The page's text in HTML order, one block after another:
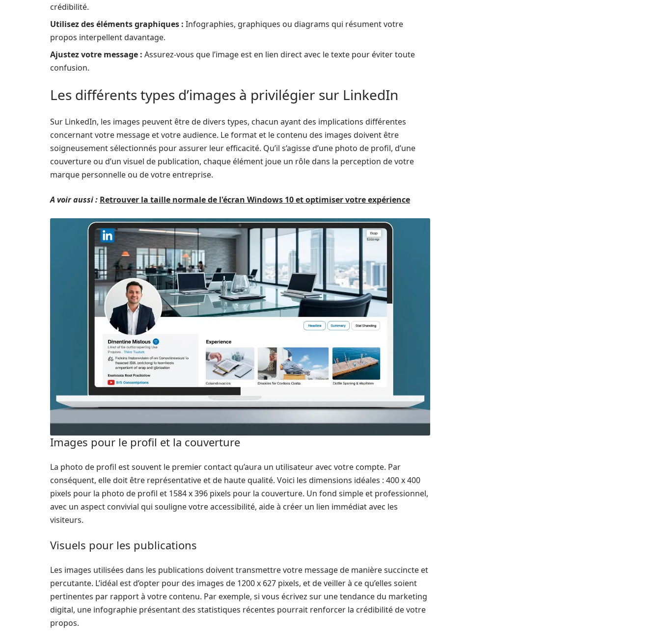
crédibilité.
Utilisez des éléments graphiques : Infographies, graphiques ou diagrams qui résument votre
propos interpellent davantage.
Ajustez votre message : Assurez-vous que l’image est en lien direct avec le texte pour éviter toute
confusion.
Les différents types d’images à privilégier sur LinkedIn
Sur LinkedIn, les images peuvent être de divers types, chacun ayant des implications différentes
concernant votre message et votre audience. Le format et le contenu des images doivent être
soigneusement sélectionnés pour assurer leur efficacité. Qu’il s’agisse d’une photo de profil, d’une
couverture ou d’un visuel de publication, chaque élément joue un rôle dans la perception de votre
marque personnelle ou de votre entreprise.
A voir aussi : Retrouver la taille normale de l'écran Windows 10 et optimiser votre expérience
Images pour le profil et la couverture
La photo de profil est souvent le premier contact qu’aura un utilisateur avec votre compte. Par
conséquent, elle doit être représentative et de haute qualité. Voici les dimensions idéales : 400 x 400
pixels pour la photo de profil et 1584 x 396 pixels pour la couverture. Un fond simple et professionnel,
avec un aspect convivial qui souligne votre accessibilité, aide à créer un lien immédiat avec les
visiteurs.
Visuels pour les publications
Les images utilisées dans les publications doivent transmettre votre message de manière succincte et
percutante. L’idéal est d’opter pour des images de 1200 x 627 pixels, et de veiller à ce qu’elles soient
pertinentes par rapport à votre contenu. Par exemple, si vous écrivez sur une tendance du marketing
digital, une infographie présentant des statistiques récentes pourrait renforcer la crédibilité de votre
propos.